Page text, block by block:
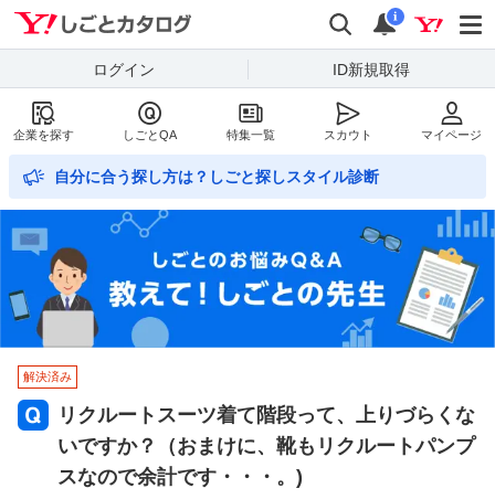
Yahoo!しごとカタログ
検索
通知
i
ログイン ID新規取得
企業を探す しごとQA 特集一覧 スカウト マイページ
自分に合う探し方は？しごと探しスタイル診断
解決済み
リクルートスーツ着て階段って、上りづらくな
いですか？（おまけに、靴もリクルートパンプ
スなので余計です・・・。)